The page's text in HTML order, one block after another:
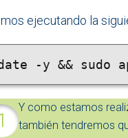
ejecutando la
Y como estamos
también tendremos